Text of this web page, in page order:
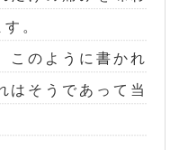
。
このように書かれ
はそうであって当